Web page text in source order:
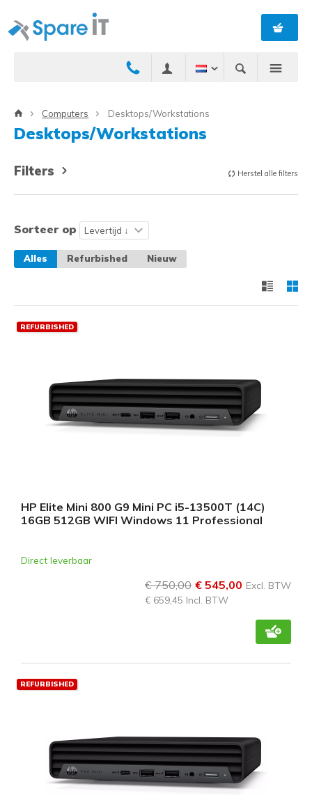
Computers Desktops/Workstations
Desktops/Workstations
Filters Herstel alle filters
Sorteer op
Alles Refurbished Nieuw
REFURBISHED
HP Elite Mini 800 G9 Mini PC i5-13500T (14C)
16GB 512GB WIFI Windows 11 Professional
Direct leverbaar
€ 750,00 € 545,00 Excl. BTW
€ 659,45 Incl. BTW
REFURBISHED